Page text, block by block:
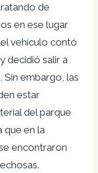
de
en ese lugar
vehículo contó
decidió salir a
Sin embargo, las
estar
del parque
que en la
encontraron